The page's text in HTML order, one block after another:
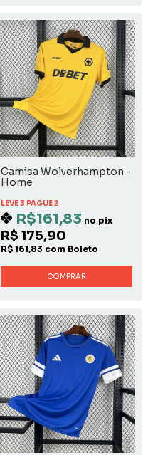
Camisa Wolverhampton -
Home
LEVE 3 PAGUE 2
R$161,83 no pix
R$ 175,90
R$ 161,83 com Boleto
COMPRAR